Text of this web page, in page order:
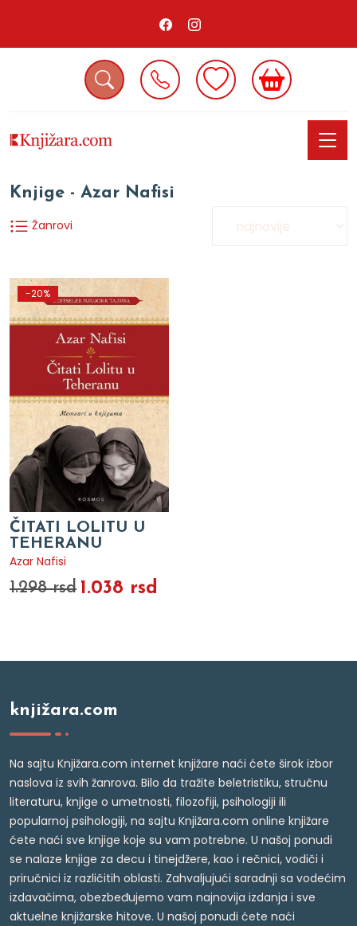
Knjige - Azar Nafisi
Žanrovi
-20%
ČITATI LOLITU U
TEHERANU
Azar Nafisi
1.298 rsd 1.038 rsd
knjižara.com
Na sajtu Knjižara.com internet knjižare naći ćete širok izbor
naslova iz svih žanrova. Bilo da tražite beletristiku, stručnu
literaturu, knjige o umetnosti, filozofiji, psihologiji ili
popularnoj psihologiji, na sajtu Knjižara.com online knjižare
ćete naći sve knjige koje su vam potrebne. U našoj ponudi
se nalaze knjige za decu i tinejdžere, kao i rečnici, vodiči i
priručnici iz različitih oblasti. Zahvaljujući saradnji sa vodećim
izdavačima, obezbeđujemo vam najnovija izdanja i sve
aktuelne knjižarske hitove. U našoj ponudi ćete naći